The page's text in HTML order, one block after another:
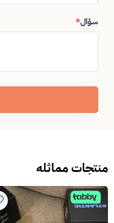
سؤال*
منتجات مماثله